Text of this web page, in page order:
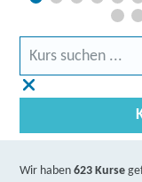
Wir haben623 Kurse